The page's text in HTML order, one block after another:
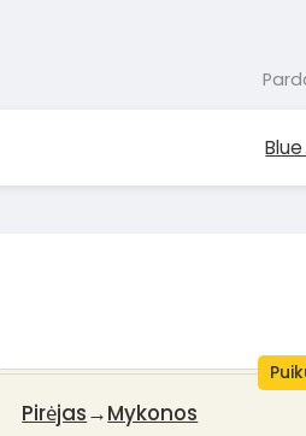
Pirėjas→Mykonos